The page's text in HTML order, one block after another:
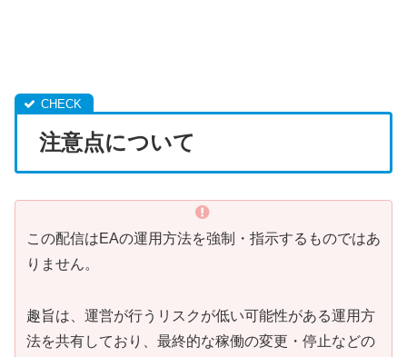
注意点について
この配信はEAの運用方法を強制・指示するものではあ
りません。
趣旨は、運営が行うリスクが低い可能性がある運用方
法を共有しており、最終的な稼働の変更・停止などの